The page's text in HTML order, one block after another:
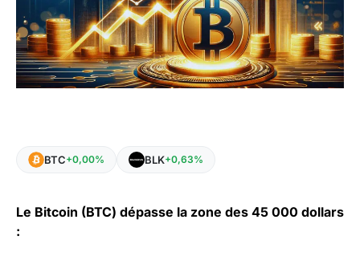
BTC+0,00% BLK+0,63%
Le Bitcoin (BTC) dépasse la zone des 45 000 dollars
: